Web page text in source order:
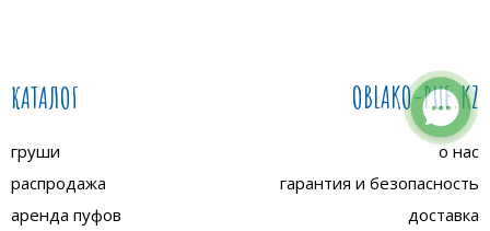
КАТАЛОГ
груши
распродажа
аренда пуфов
OBLAKO-PUF.KZ
о нас
гарантия и безопасность
доставка